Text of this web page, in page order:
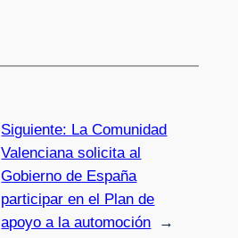
Siguiente: La Comunidad
Valenciana solicita al
Gobierno de España
participar en el Plan de
apoyo a la automoción
→